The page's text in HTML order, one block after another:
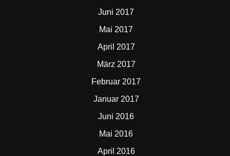
Juni 2017
Mai 2017
April 2017
März 2017
Februar 2017
Januar 2017
Juni 2016
Mai 2016
April 2016